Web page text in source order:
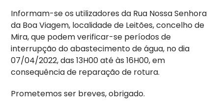
Informam-se os utilizadores da Rua Nossa Senhora
da Boa Viagem, localidade de Leitões, concelho de
Mira, que podem verificar-se períodos de
interrupção do abastecimento de água, no dia
07/04/2022, das 13H00 até às 16H00, em
consequência de reparação de rotura.
Prometemos ser breves, obrigado.